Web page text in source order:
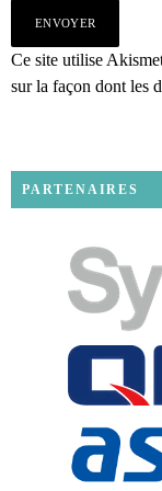
Ce site utilise
sur la façon dont les
PARTENAIRES